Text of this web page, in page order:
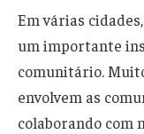
Em várias
um importante
comunitário.
envolvem as
colaborando com